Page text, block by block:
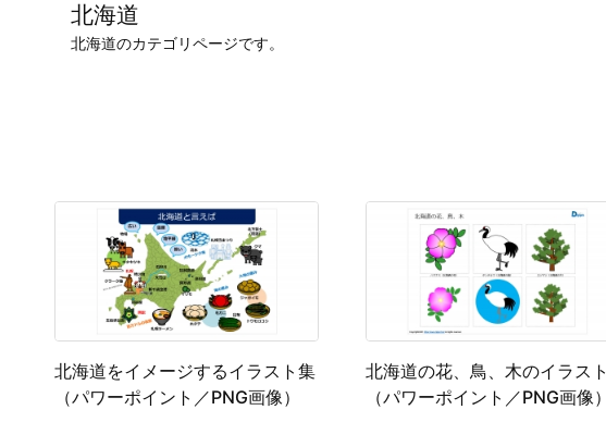
北海道
北海道のカテゴリページです。
北海道をイメージするイラスト集
（パワーポイント／PNG画像）
北海道の花、鳥、木のイラスト
（パワーポイント／PNG画像）